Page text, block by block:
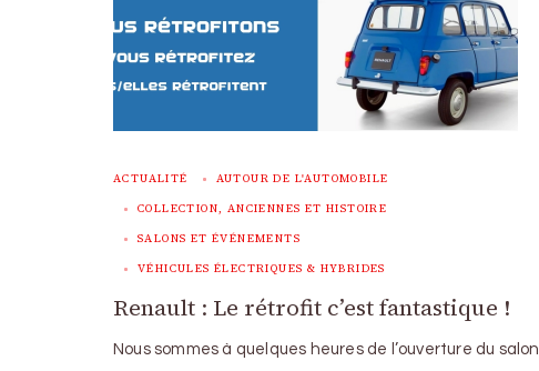
ACTUALITÉ AUTOUR DE L'AUTOMOBILE
COLLECTION, ANCIENNES ET HISTOIRE
SALONS ET ÉVÉNEMENTS
VÉHICULES ÉLECTRIQUES & HYBRIDES
Renault : Le rétrofit c’est fantastique !
Nous sommes à quelques heures de l’ouverture du salon